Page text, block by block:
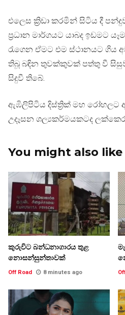
එලෙස ක්‍රිඩා කරමින් සිටිය දී
ප්‍රධාන මාර්ගයට යාබද ඉඩමට
රැගෙන ඒමට එම ස්ථානයට ගිය
තිබූ බඳින තුවක්කුවක් පත්තු වී
සිදුවී තිබේ.
ඇඹිලිපිටිය දිස්ත්‍රික් මහ රෝහලට
උදෑසන ශල්‍යකර්මයකටද
You might also like
කුරුවිට බන්ධනාගාරය තුළ
නොසන්සුන්තාවක්
Off Road 8 minutes ago